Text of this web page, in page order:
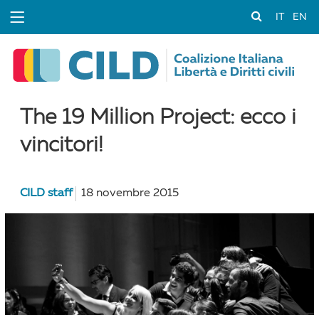
EN
The 19 Million Project: ecco i
vincitori!
CILD staff 18 novembre 2015